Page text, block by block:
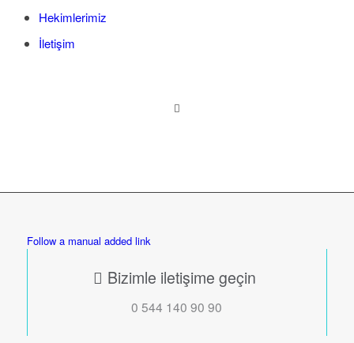
Hekimlerimiz
İletişim
Follow a manual added link
Bizimle iletişime geçin
0 544 140 90 90